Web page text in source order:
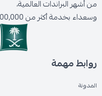
من أشهر البراندات العالمية،
وسعداء بخدمة أكثر من 300,000 عميل حول المملكة.
روابط مهمة
المدونة